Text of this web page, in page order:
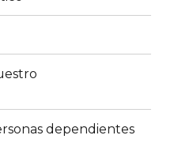
dependientes